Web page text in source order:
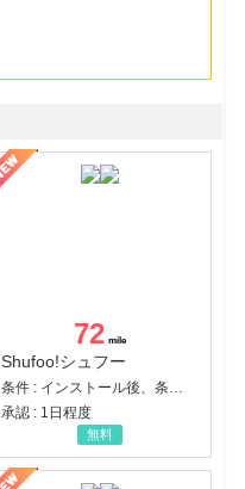
72
Shufoo!シュフー
条件 : インストール後、条件達成
承認 : 1日程度
無料